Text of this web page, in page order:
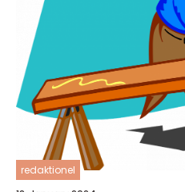
redaktionel